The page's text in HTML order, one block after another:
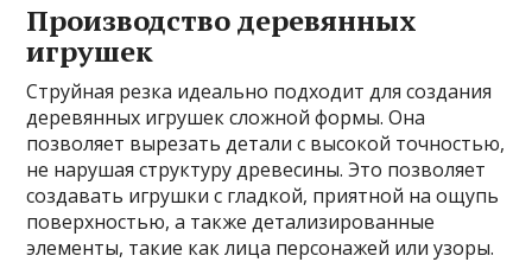
Производство деревянных
игрушек
Струйная резка идеально подходит для создания
деревянных игрушек сложной формы. Она
позволяет вырезать детали с высокой точностью,
не нарушая структуру древесины. Это позволяет
создавать игрушки с гладкой, приятной на ощупь
поверхностью, а также детализированные
элементы, такие как лица персонажей или узоры.